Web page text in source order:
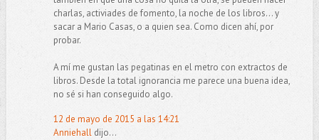
charlas, activiades de fomento, la noche de los libros... y
sacar a Mario Casas, o a quien sea. Como dicen ahí, por
probar.
A mí me gustan las pegatinas en el metro con extractos de
libros. Desde la total ignorancia me parece una buena idea,
no sé si han conseguido algo.
12 de mayo de 2015 a las 14:21
Anniehalldijo...